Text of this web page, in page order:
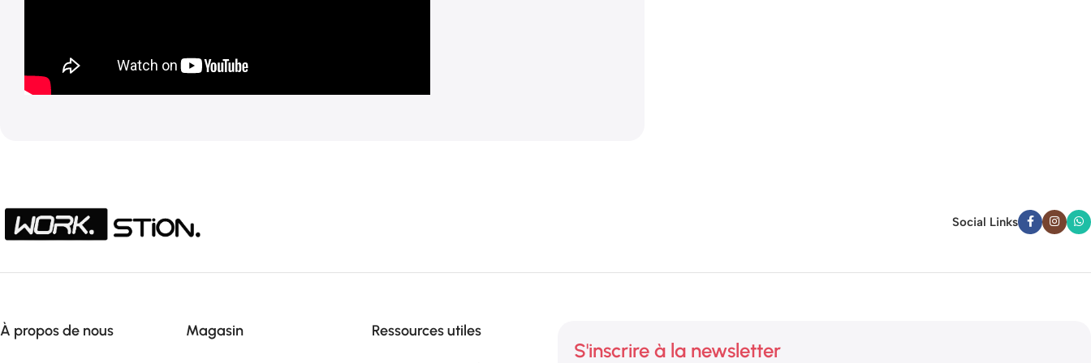
Social Links
À propos de nous Magasin Ressources utiles
S'inscrire à la newsletter